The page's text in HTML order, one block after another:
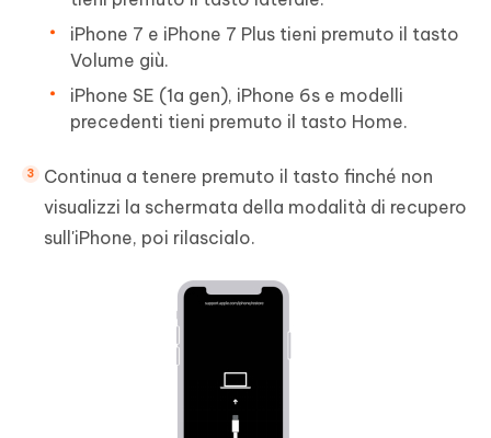
iPhone 7 e iPhone 7 Plus tieni premuto il tasto
Volume giù.
iPhone SE (1a gen), iPhone 6s e modelli
precedenti tieni premuto il tasto Home.
Continua a tenere premuto il tasto finché non
visualizzi la schermata della modalità di recupero
sull'iPhone, poi rilascialo.